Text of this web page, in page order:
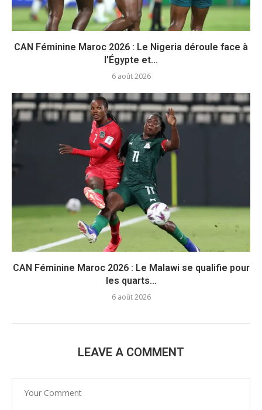
CAN Féminine Maroc 2026 : Le Nigeria déroule face à
l’Égypte et...
6 août 2026
CAN Féminine Maroc 2026 : Le Malawi se qualifie pour
les quarts...
6 août 2026
LEAVE A COMMENT